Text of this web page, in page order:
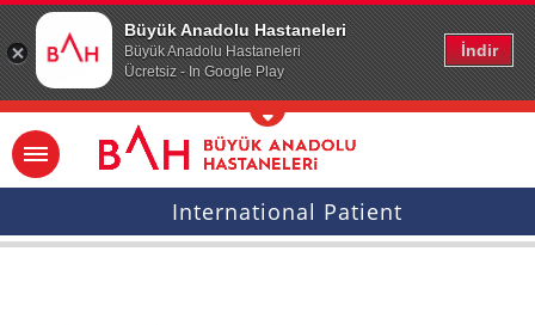
Büyük Anadolu Hastaneleri
Büyük Anadolu Hastaneleri
Ücretsiz - In Google Play
İndir
Ana icerige atla
International Patient